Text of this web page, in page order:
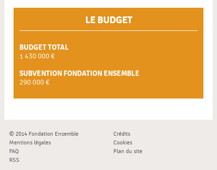
LE BUDGET
BUDGET TOTAL
1 430 000 €
SUBVENTION FONDATION ENSEMBLE
290 000 €
© 2014 Fondation Ensemble
Crédits
Mentions légales
Cookies
FAQ
Plan du site
RSS